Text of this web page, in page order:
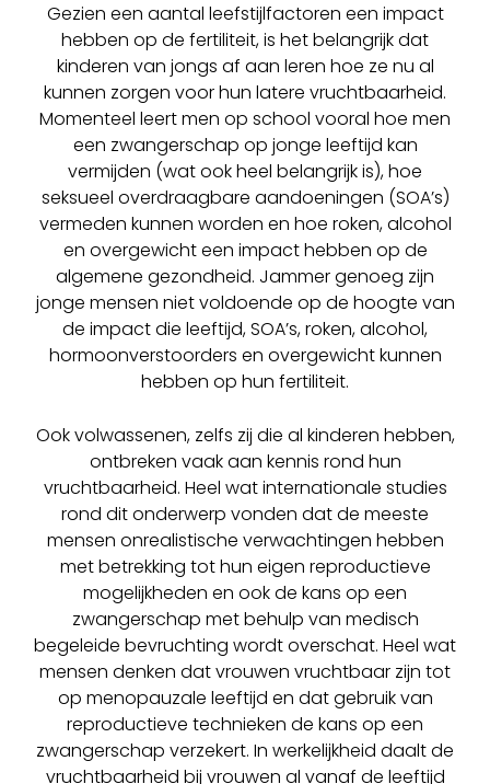
Gezien een aantal leefstijlfactoren een impact
hebben op de fertiliteit, is het belangrijk dat
kinderen van jongs af aan leren hoe ze nu al
kunnen zorgen voor hun latere vruchtbaarheid.
Momenteel leert men op school vooral hoe men
een zwangerschap op jonge leeftijd kan
vermijden (wat ook heel belangrijk is), hoe
seksueel overdraagbare aandoeningen (SOA’s)
vermeden kunnen worden en hoe roken, alcohol
en overgewicht een impact hebben op de
algemene gezondheid. Jammer genoeg zijn
jonge mensen niet voldoende op de hoogte van
de impact die leeftijd, SOA’s, roken, alcohol,
hormoonverstoorders en overgewicht kunnen
hebben op hun fertiliteit.
Ook volwassenen, zelfs zij die al kinderen hebben,
ontbreken vaak aan kennis rond hun
vruchtbaarheid. Heel wat internationale studies
rond dit onderwerp vonden dat de meeste
mensen onrealistische verwachtingen hebben
met betrekking tot hun eigen reproductieve
mogelijkheden en ook de kans op een
zwangerschap met behulp van medisch
begeleide bevruchting wordt overschat. Heel wat
mensen denken dat vrouwen vruchtbaar zijn tot
op menopauzale leeftijd en dat gebruik van
reproductieve technieken de kans op een
zwangerschap verzekert. In werkelijkheid daalt de
vruchtbaarheid bij vrouwen al vanaf de leeftijd